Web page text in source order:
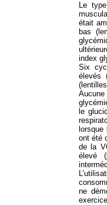
Le
était
bas
index
Six
élevés
le
ont été
de la
élevé
ne